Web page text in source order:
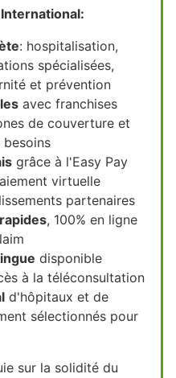
: hospitalisation,
spécialisées,
et prévention
avec franchises
de couverture et
grâce à l'Easy Pay
virtuelle
partenaires
, 100% en ligne
disponible
à la téléconsultation
d'hôpitaux et de
sélectionnés pour
sur la solidité du